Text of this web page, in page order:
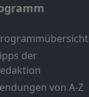
der
von A-Z